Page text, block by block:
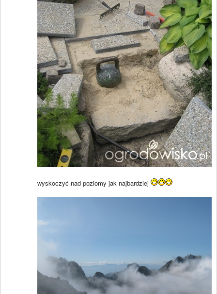
wyskoczyć nad poziomy jak najbardziej